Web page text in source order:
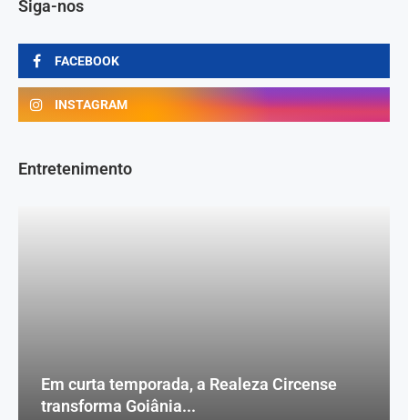
Siga-nos
FACEBOOK
INSTAGRAM
Entretenimento
Em curta temporada, a Realeza Circense
transforma Goiânia...